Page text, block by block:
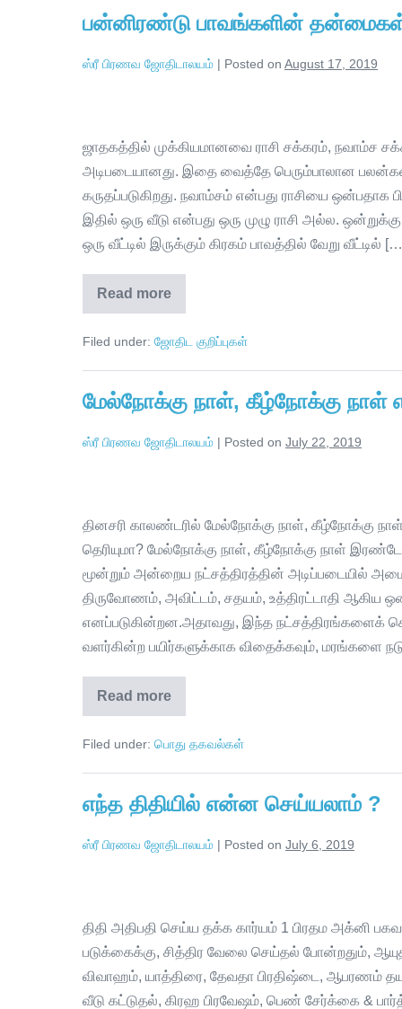
பன்னிரண்டு பாவங்களின்
ஸ்ரீ பிரணவ ஜோதிடாலயம் | Posted on August 17, 2019
ஜாதகத்தில் முக்கியமானவை ராசி சக்கரம், நவாம்ச
அடிபடையானது. இதை வைத்தே பெரும்பாலான
கருதப்படுகிறது. நவாம்சம் என்பது ராசியை ஒன்பதாக
இதில் ஒரு வீடு என்பது ஒரு முழு ராசி அல்ல. ஒன்றுக்கு
ஒரு வீட்டில் இருக்கும் கிரகம் பாவத்தில் வேறு வீட்டில்
Read more
Filed under: ஜோதிட குறிப்புகள்
மேல்நோக்கு நாள், கீழ்நோக்கு
ஸ்ரீ பிரணவ ஜோதிடாலயம் | Posted on July 22, 2019
தினசரி காலண்டரில் மேல்நோக்கு நாள், கீழ்நோக்கு
தெரியுமா? மேல்நோக்கு நாள், கீழ்நோக்கு நாள்
மூன்றும் அன்றைய நட்சத்திரத்தின் அடிப்படையில்
திருவோணம், அவிட்டம், சதயம், உத்திரட்டாதி ஆகிய
எனப்படுகின்றன.அதாவது, இந்த
வளர்கின்ற பயிர்களுக்காக விதைக்கவும், மரங்களை
Read more
Filed under: பொது தகவல்கள்
எந்த திதியில் என்ன செய்யலாம் ?
ஸ்ரீ பிரணவ ஜோதிடாலயம் | Posted on July 6, 2019
திதி அதிபதி செய்ய தக்க கார்யம் 1 பிரதம அக்னி
படுக்கைக்கு, சித்திர வேலை செய்தல் போன்றதும்,
விவாஹம், யாத்திரை, தேவதா பிரதிஷ்டை, ஆபரணம்
வீடு கட்டுதல், கிரஹ பிரவேஷம், பெண் சேர்க்கை &